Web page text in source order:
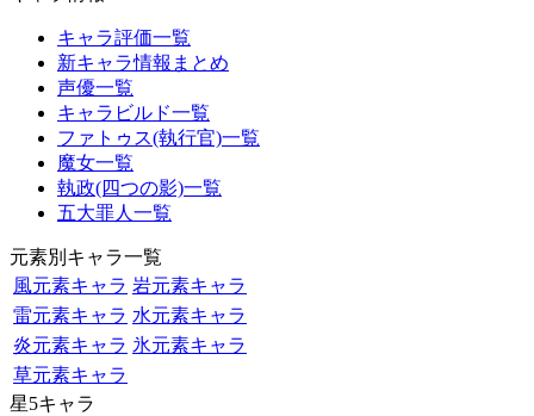
キャラ評価一覧
新キャラ情報まとめ
声優一覧
キャラビルド一覧
ファトゥス(執行官)一覧
魔女一覧
執政(四つの影)一覧
五大罪人一覧
元素別キャラ一覧
風元素キャラ 岩元素キャラ
雷元素キャラ 水元素キャラ
炎元素キャラ 氷元素キャラ
草元素キャラ
星5キャラ